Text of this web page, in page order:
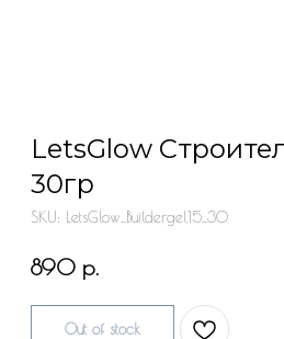
LetsGlow
30гр
SKU: LetsGlow_Buildergel15_30
890 р.
Out of stock